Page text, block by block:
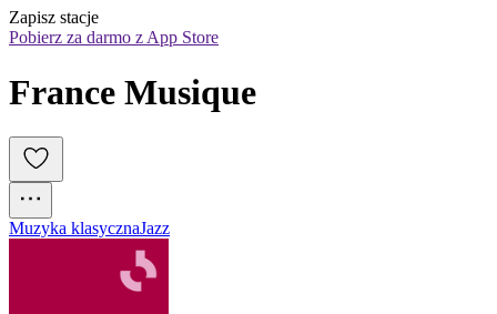
Zapisz stacje
Pobierz za darmo z App Store
France Musique
Muzyka klasycznaJazz